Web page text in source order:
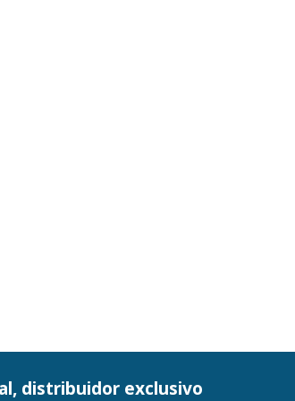
distribuidor exclusivo